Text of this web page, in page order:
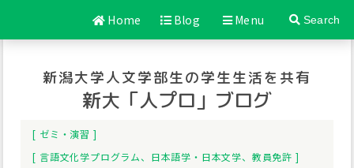
Home Blog Menu Search
新潟大学人文学部生の学生生活を共有
新大「人プロ」ブログ
ゼミ・演習
言語文化学プログラム、 日本語学・日本文学、 教員免許